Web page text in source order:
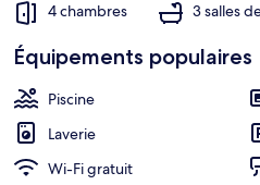
4 chambres 3 salles
Équipements populaires
Piscine
Laverie
Wi-Fi gratuit